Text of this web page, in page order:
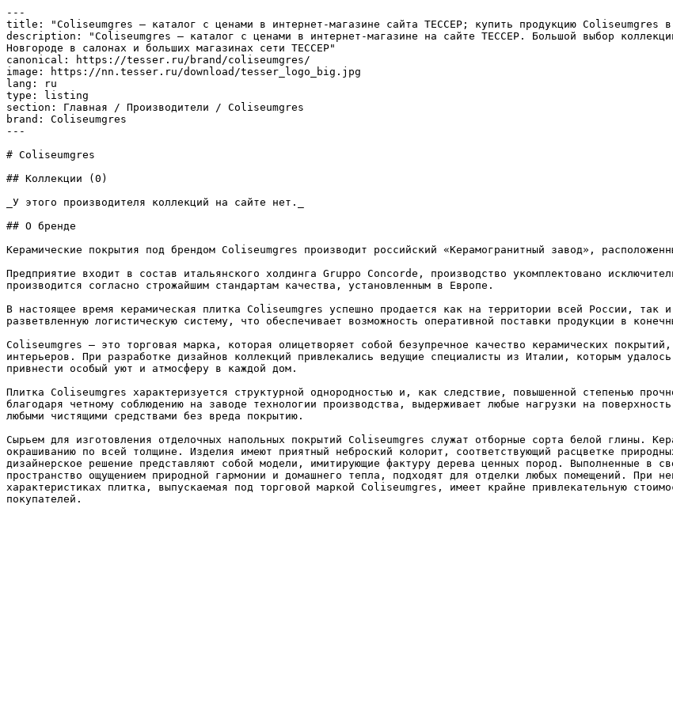
---
title: "Coliseumgres – каталог с ценами в интернет-магазине сайта ТЕССЕР; купить продукцию Coliseumgres в
description: "Coliseumgres – каталог с ценами в интернет-магазине на сайте ТЕССЕР. Большой выбор
Новгороде в салонах и больших магазинах сети ТЕССЕР"
canonical: https://tesser.ru/brand/coliseumgres/
image: https://nn.tesser.ru/download/tesser_logo_big.jpg
lang: ru
type: listing
section: Главная / Производители / Coliseumgres
brand: Coliseumgres
---
# Coliseumgres
## Коллекции (0)
_У этого производителя коллекций на сайте нет._
## О бренде
Керамические покрытия под брендом Coliseumgres производит российский «Керамогранитный завод»,
Предприятие входит в состав итальянского холдинга Gruppo Concorde, производство укомплектовано
производится согласно строжайшим стандартам качества, установленным в Европе.
В настоящее время керамическая плитка Coliseumgres успешно продается как на территории всей России, так
разветвленную логистическую систему, что обеспечивает возможность оперативной поставки продукции в
Coliseumgres – это торговая марка, которая олицетворяет собой безупречное качество керамических
интерьеров. При разработке дизайнов коллекций привлекались ведущие специалисты из Италии, которым
привнести особый уют и атмосферу в каждой дом.
Плитка Coliseumgres характеризуется структурной однородностью и, как следствие, повышенной степенью
благодаря четному соблюдению на заводе технологии производства, выдерживает любые нагрузки на
любыми чистящими средствами без вреда покрытию.
Сырьем для изготовления отделочных напольных покрытий Coliseumgres служат отборные сорта белой глины.
окрашиванию по всей толщине. Изделия имеют приятный неброский колорит, соответствующий расцветке
дизайнерское решение представляют собой модели, имитирующие фактуру дерева ценных пород. Выполненные в
пространство ощущением природной гармонии и домашнего тепла, подходят для отделки любых помещений. При
характеристиках плитка, выпускаемая под торговой маркой Coliseumgres, имеет крайне привлекательную
покупателей.